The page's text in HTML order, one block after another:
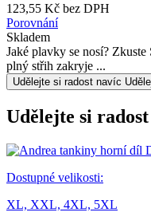
123,55 Kč bez DPH
Porovnání
Skladem
Jaké plavky se nosí?
plný střih zakryje ...
Udělejte si radost navíc
Udělejte si
Dostupné velikosti:
XL, XXL, 4XL, 5XL